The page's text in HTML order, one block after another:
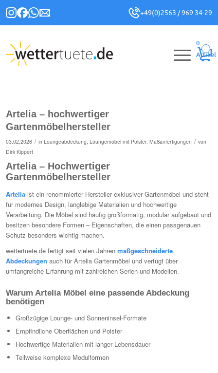
+49(0)2563 / 969 34-29
0
Artikel
Artelia – hochwertiger
Gartenmöbelhersteller
03.02.2026 / in Loungeabdeckung, Loungemöbel mit Polster, Maßanfertigungen / von
Dirk Kippert
Artelia – Hochwertiger
Gartenmöbelhersteller
Artelia ist ein renommierter Hersteller exklusiver Gartenmöbel und steht
für modernes Design, langlebige Materialien und hochwertige
Verarbeitung. Die Möbel sind häufig großformatig, modular aufgebaut und
besitzen besondere Formen – Eigenschaften, die einen passgenauen
Schutz besonders wichtig machen.
wettertuete.de fertigt seit vielen Jahren maßgeschneiderte
Abdeckungen auch für Artelia Gartenmöbel und verfügt über
umfangreiche Erfahrung mit zahlreichen Serien und Modellen.
Warum Artelia Möbel eine passende Abdeckung
benötigen
Großzügige Lounge- und Sonneninsel-Formate
Empfindliche Oberflächen und Polster
Hochwertige Materialien mit langer Lebensdauer
Teilweise komplexe Modulformen